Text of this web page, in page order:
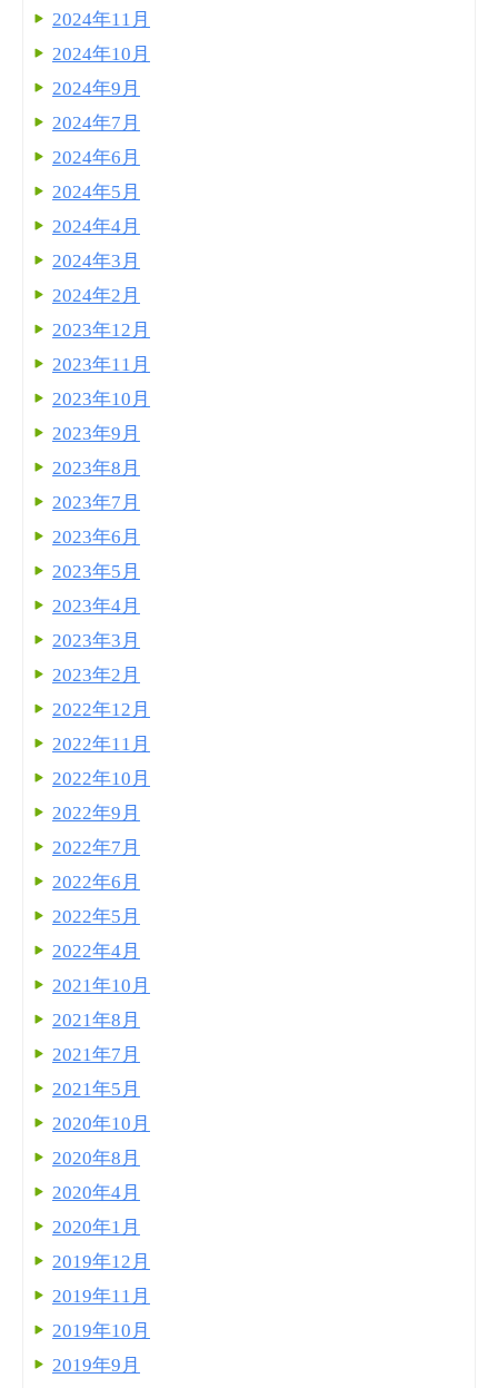
2024年11月
2024年10月
2024年9月
2024年7月
2024年6月
2024年5月
2024年4月
2024年3月
2024年2月
2023年12月
2023年11月
2023年10月
2023年9月
2023年8月
2023年7月
2023年6月
2023年5月
2023年4月
2023年3月
2023年2月
2022年12月
2022年11月
2022年10月
2022年9月
2022年7月
2022年6月
2022年5月
2022年4月
2021年10月
2021年8月
2021年7月
2021年5月
2020年10月
2020年8月
2020年4月
2020年1月
2019年12月
2019年11月
2019年10月
2019年9月